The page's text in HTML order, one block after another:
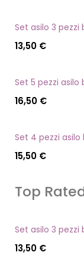
13,50 €
16,50 €
15,50 €
Top
13,50 €